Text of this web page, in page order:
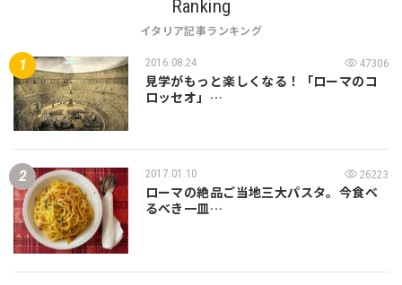
Ranking
イタリア記事ランキング
2016.08.24 47306
見学がもっと楽しくなる！「ローマのコ
ロッセオ」…
2017.01.10 26223
ローマの絶品ご当地三大パスタ。今食べ
るべき一皿…